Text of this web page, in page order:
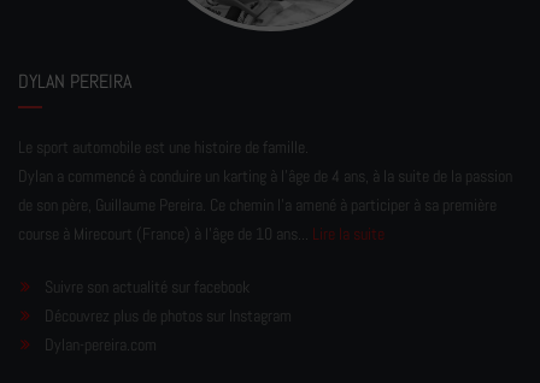
DYLAN PEREIRA
Le sport automobile est une histoire de famille.
Dylan a commencé à conduire un karting à l’âge de 4 ans, à la suite de la passion
de son père, Guillaume Pereira. Ce chemin l'a amené à participer à sa première
course à Mirecourt (France) à l'âge de 10 ans... Lire la suite
Suivre son actualité sur facebook
Découvrez plus de photos sur Instagram
Dylan-pereira.com